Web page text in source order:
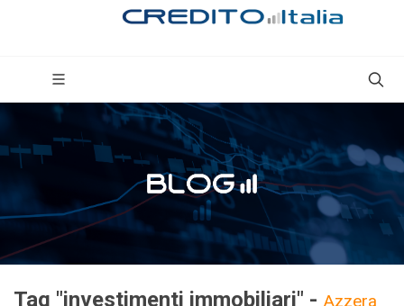
Tag "investimenti immobiliari" - Azzera